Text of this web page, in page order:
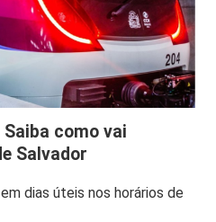
como vai
Salvador
dias úteis nos horários de